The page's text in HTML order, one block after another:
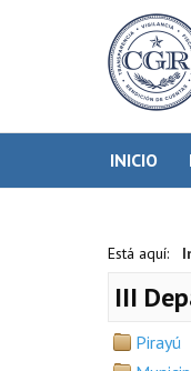
INICIO
Está aquí:
III
Pirayú